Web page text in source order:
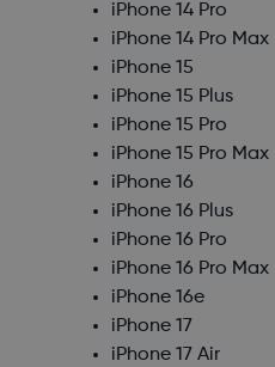
iPhone 14 Pro
iPhone 14 Pro Max
iPhone 15
iPhone 15 Plus
iPhone 15 Pro
iPhone 15 Pro Max
iPhone 16
iPhone 16 Plus
iPhone 16 Pro
iPhone 16 Pro Max
iPhone 16e
iPhone 17
iPhone 17 Air